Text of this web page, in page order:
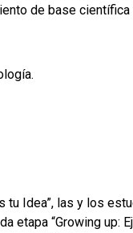
de base científica
tu Idea”, las y los
“Growing up: